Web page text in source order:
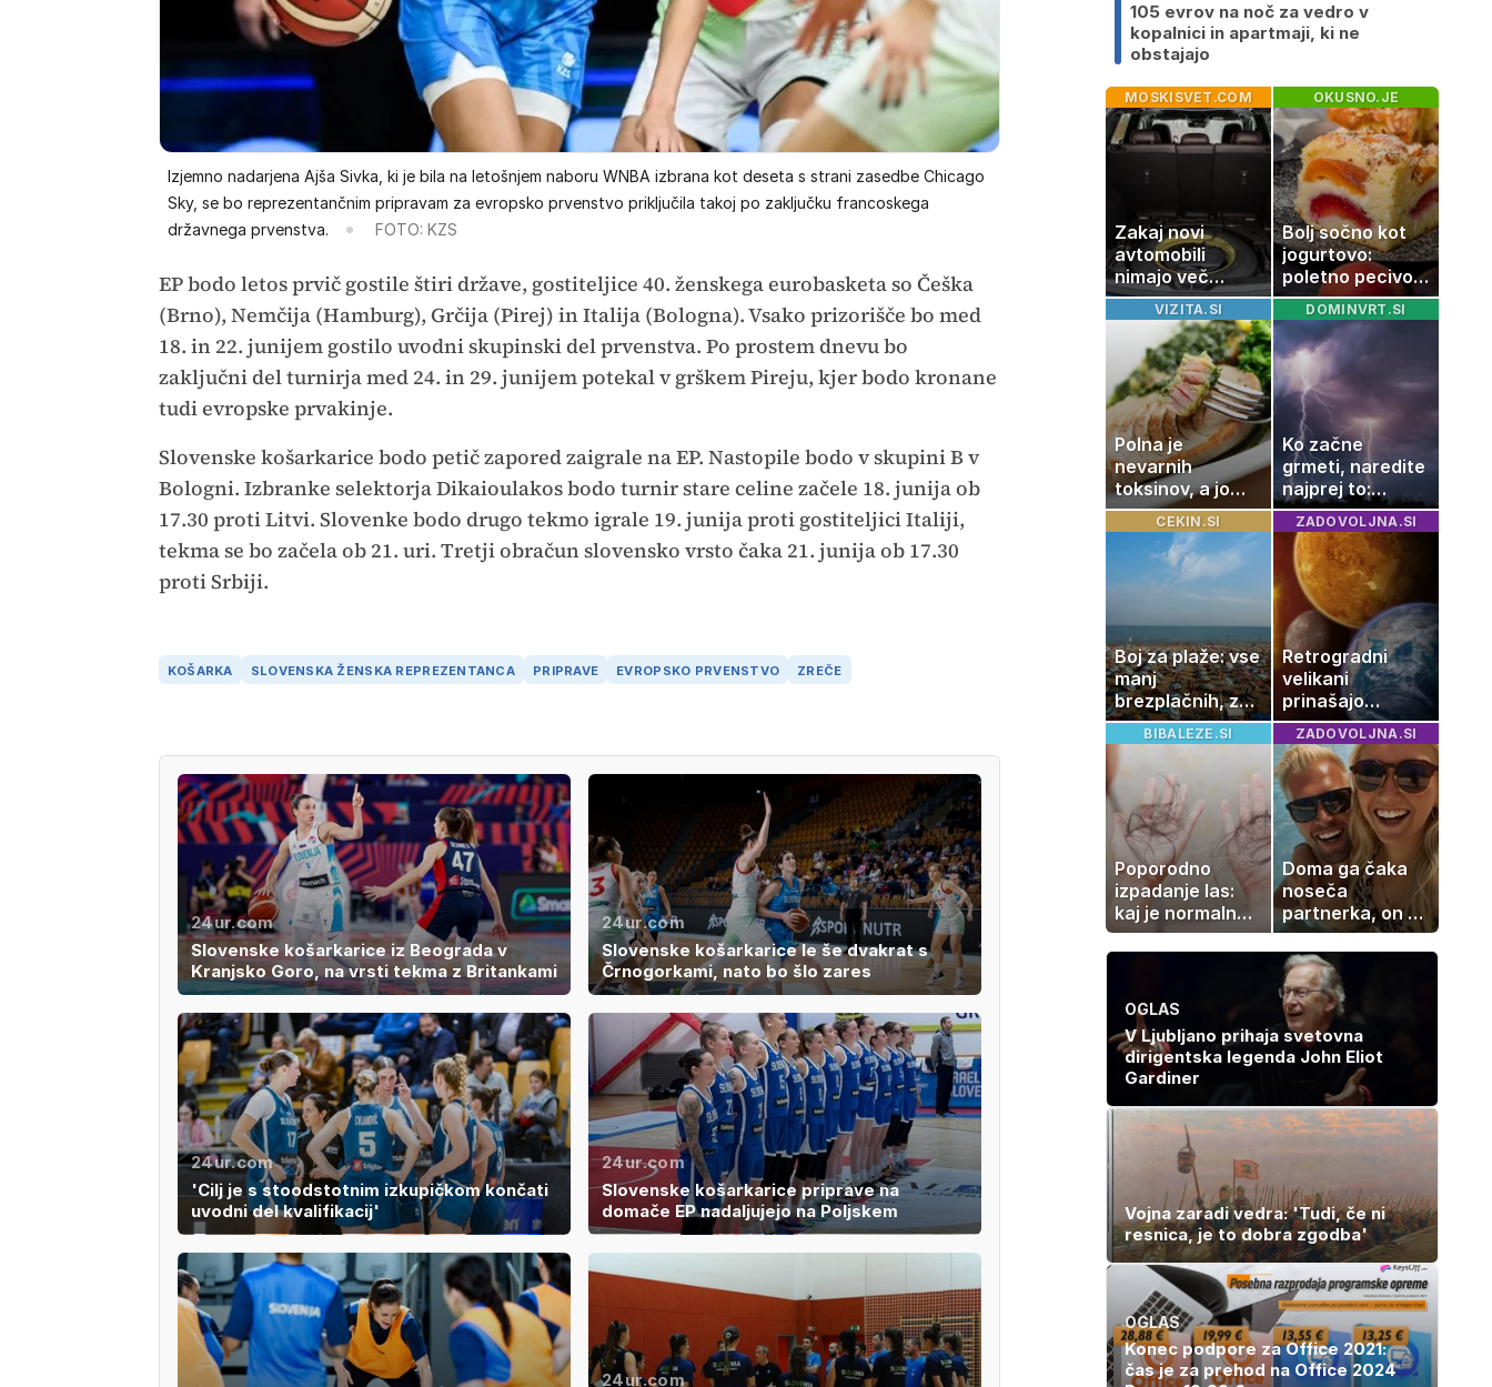
Izjemno nadarjena Ajša Sivka, ki je bila na letošnjem naboru WNBA izbrana kot deseta s strani zasedbe Chicago
Sky, se bo reprezentančnim pripravam za evropsko prvenstvo priključila takoj po zaključku francoskega
državnega prvenstva.
FOTO: KZS
EP bodo letos prvič gostile štiri države, gostiteljice 40. ženskega eurobasketa so Češka
(Brno), Nemčija (Hamburg), Grčija (Pirej) in Italija (Bologna). Vsako prizorišče bo med
18. in 22. junijem gostilo uvodni skupinski del prvenstva. Po prostem dnevu bo
zaključni del turnirja med 24. in 29. junijem potekal v grškem Pireju, kjer bodo kronane
tudi evropske prvakinje.
Slovenske košarkarice bodo petič zapored zaigrale na EP. Nastopile bodo v skupini B v
Bologni. Izbranke selektorja Dikaioulakos bodo turnir stare celine začele 18. junija ob
17.30 proti Litvi. Slovenke bodo drugo tekmo igrale 19. junija proti gostiteljici Italiji,
tekma se bo začela ob 21. uri. Tretji obračun slovensko vrsto čaka 21. junija ob 17.30
proti Srbiji.
KOŠARKA SLOVENSKA ŽENSKA REPREZENTANCA PRIPRAVE EVROPSKO PRVENSTVO ZREČE
24ur.com
Slovenske košarkarice iz Beograda v
Kranjsko Goro, na vrsti tekma z Britankami
24ur.com
Slovenske košarkarice le še dvakrat s
Črnogorkami, nato bo šlo zares
24ur.com
'Cilj je s stoodstotnim izkupičkom končati
uvodni del kvalifikacij'
24ur.com
Slovenske košarkarice priprave na
domače EP nadaljujejo na Poljskem
24ur.com
105 evrov na noč za vedro v
kopalnici in apartmaji, ki ne
obstajajo
MOSKISVET.COM
Zakaj novi
avtomobili
nimajo več
rezervne gume?
OKUSNO.JE
Bolj sočno kot
jogurtovo:
poletno pecivo,
ki vedno uspe
VIZITA.SI
Polna je
nevarnih
toksinov, a jo
imamo vsi radi:
to je najbolj
nezdrava riba, ki
jo mnogi redno
DOMINVRT.SI
Ko začne
grmeti, naredite
najprej to:
strokovnjaki
opozarjajo na
pogosto napako
CEKIN.SI
Boj za plaže: vse
manj
brezplačnih, za
ležalnik in
senčnik tudi več
kot 40 evrov
ZADOVOLJNA.SI
Retrogradni
velikani
prinašajo
pomembne
premike – kaj
pomeni, da so
Saturn, Neptun
in Pluton hkrati
retrogradni?
BIBALEZE.SI
Poporodno
izpadanje las:
kaj je normalno
in kako si
pomagati
ZADOVOLJNA.SI
Doma ga čaka
noseča
partnerka, on pa
dopustuje z
drugo
OGLAS
V Ljubljano prihaja svetovna
dirigentska legenda John Eliot
Gardiner
Vojna zaradi vedra: 'Tudi, če ni
resnica, je to dobra zgodba'
OGLAS
Konec podpore za Office 2021:
čas je za prehod na Office 2024